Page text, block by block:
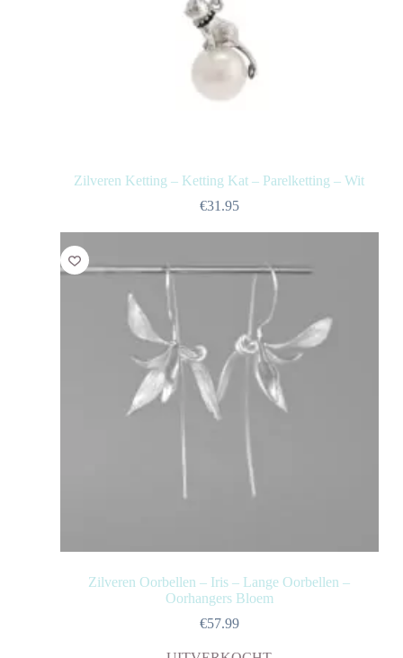
Zilveren Ketting – Ketting Kat – Parelketting – Wit
€31.95
Zilveren Oorbellen – Iris – Lange Oorbellen –
Oorhangers Bloem
€57.99